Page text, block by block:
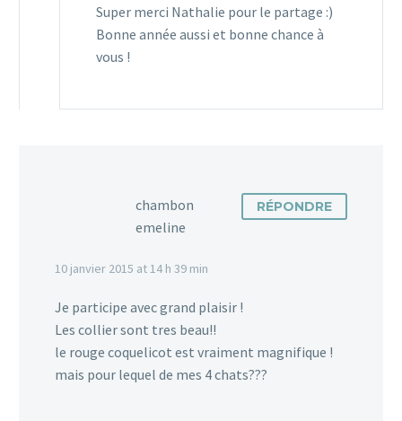
Super merci Nathalie pour le partage :)
Bonne année aussi et bonne chance à
vous !
chambon
emeline
10 janvier 2015 at 14 h 39 min
RÉPONDRE
Je participe avec grand plaisir !
Les collier sont tres beau!!
le rouge coquelicot est vraiment magnifique !
mais pour lequel de mes 4 chats???